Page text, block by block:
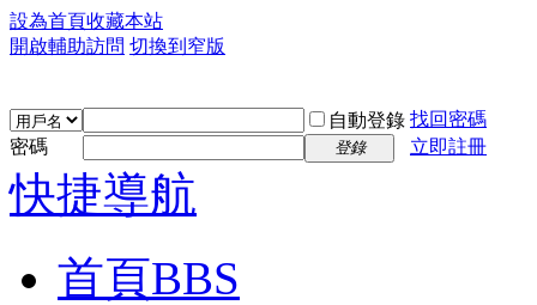
設為首頁收藏本站
開啟輔助訪問 切換到窄版
自動登錄 找回密碼
密碼
登錄 立即註冊
快捷導航
首頁BBS